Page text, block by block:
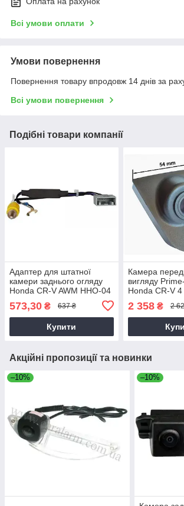
Всі умови оплати
Умови повернення
Повернення товару впродовж 14 днів за
Всі умови повернення
Подібні товари компанії
Адаптер для штатної
камери заднього огляду
Honda CR-V AWM HHO-04
573,30 ₴ 637 ₴
Купити
Камера
вигляду
Honda CR-V
2 358₴ 2
Акційні пропозиції та новинки
–10% –10%